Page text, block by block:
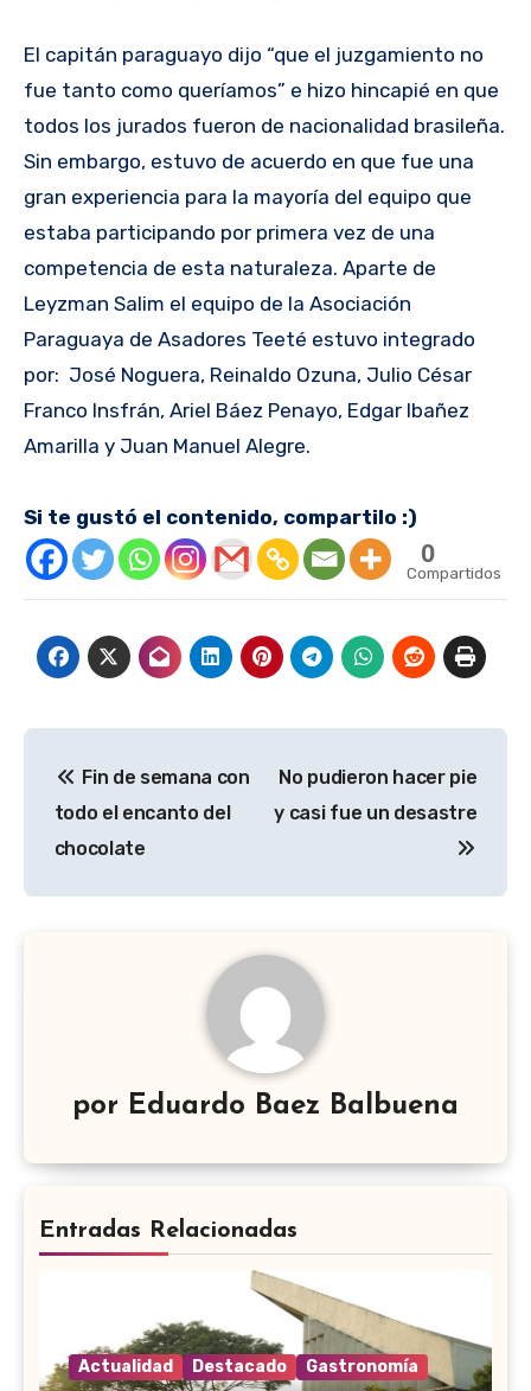
El capitán paraguayo dijo “que el juzgamiento no
fue tanto como queríamos” e hizo hincapié en que
todos los jurados fueron de nacionalidad brasileña.
Sin embargo, estuvo de acuerdo en que fue una
gran experiencia para la mayoría del equipo que
estaba participando por primera vez de una
competencia de esta naturaleza. Aparte de
Leyzman Salim el equipo de la Asociación
Paraguaya de Asadores Teeté estuvo integrado
por: José Noguera, Reinaldo Ozuna, Julio César
Franco Insfrán, Ariel Báez Penayo, Edgar Ibañez
Amarilla y Juan Manuel Alegre.
Si te gustó el contenido, compartilo :)
0
Compartidos
de
entradas
Fin de semana con
todo el encanto del
chocolate
No pudieron hacer pie
y casi fue un desastre
por Eduardo Baez Balbuena
Entradas Relacionadas
Actualidad Destacado Gastronomía